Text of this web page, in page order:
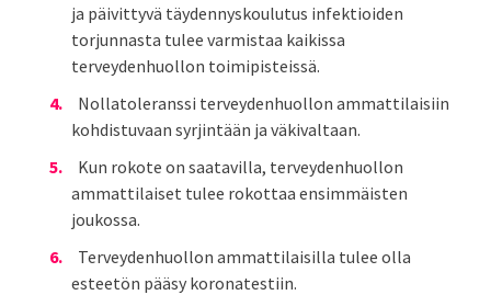
ja päivittyvä täydennyskoulutus infektioiden
torjunnasta tulee varmistaa kaikissa
terveydenhuollon toimipisteissä.
Nollatoleranssi terveydenhuollon ammattilaisiin
kohdistuvaan syrjintään ja väkivaltaan.
Kun rokote on saatavilla, terveydenhuollon
ammattilaiset tulee rokottaa ensimmäisten
joukossa.
Terveydenhuollon ammattilaisilla tulee olla
esteetön pääsy koronatestiin.